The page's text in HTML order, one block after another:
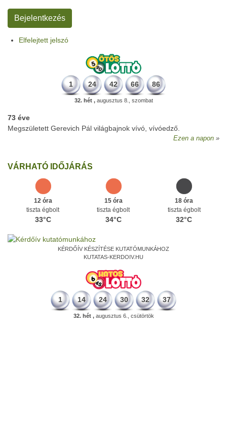
Elfelejtett jelszó
1 24 42 66 86
32. hét ,augusztus 8., szombat
73 éve
Megszületett Gerevich Pál világbajnok vívó, vívóedző.
Ezen a napon
VÁRHATÓ IDŐJÁRÁS
12 óra
tiszta égbolt
33°C
15 óra
tiszta égbolt
34°C
18 óra
tiszta égbolt
32°C
KÉRDŐÍV KÉSZÍTÉSE KUTATÓMUNKÁHOZ
KUTATAS-KERDOIV.HU
1 14 24 30 32 37
32. hét ,augusztus 6., csütörtök